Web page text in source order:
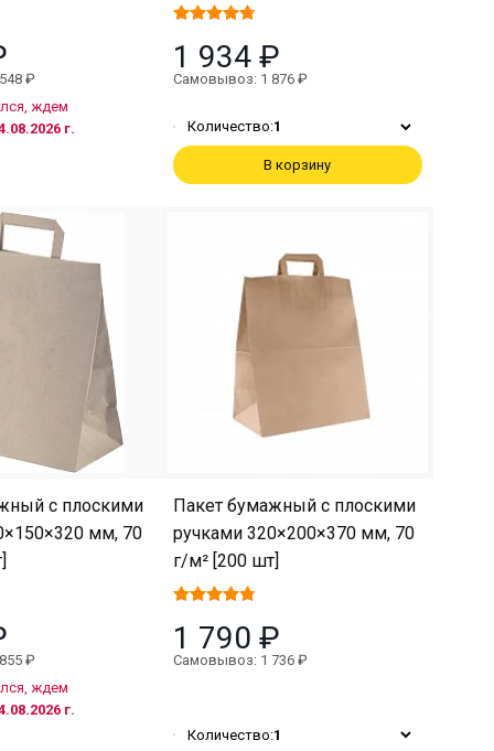
₽
ждем
г.
1 934 ₽
Самовывоз: 1 876 ₽
Количество:1
В корзину
с плоскими
мм, 70
₽
ждем
г.
Пакет бумажный с плоскими
ручками 320×200×370 мм, 70
г/м² [200 шт]
1 790 ₽
Самовывоз: 1 736 ₽
Количество:1